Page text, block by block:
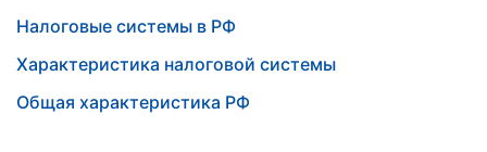
Налоговые системы в РФ
Характеристика налоговой системы
Общая характеристика РФ